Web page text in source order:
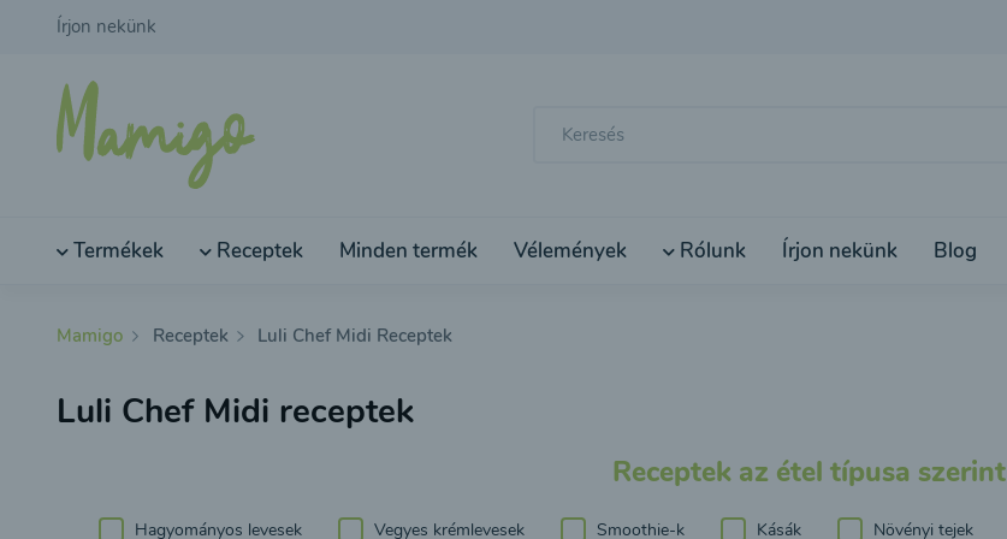
Írjon nekünk
Termékek Receptek Minden termék Vélemények Rólunk Írjon nekünk Blog
Mamigo Receptek Luli Chef Midi Receptek
Luli Chef Midi receptek
Receptek az étel típusa szerint
Hagyományos levesek Vegyes krémlevesek Smoothie-k Kásák Növényi tejek